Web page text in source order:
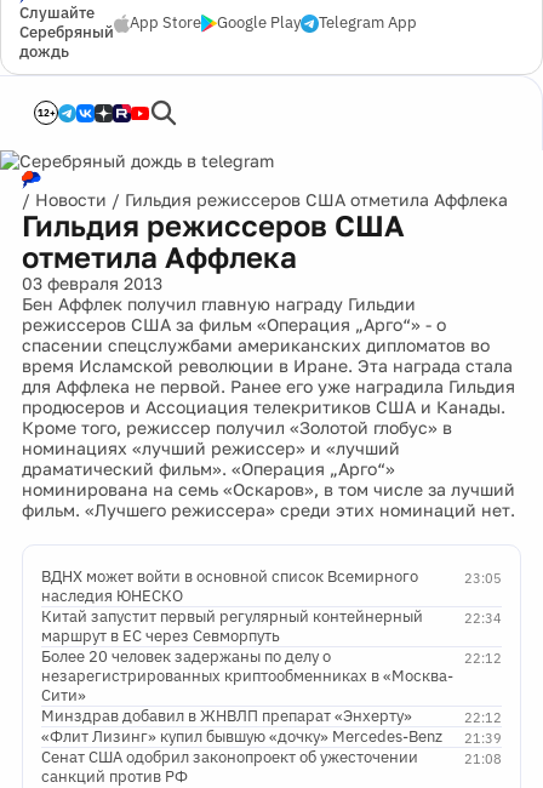
Слушайте
Серебряный
дождь
App Store Google Play Telegram App
12+
/ Новости / Гильдия режиссеров США отметила Аффлека
Гильдия режиссеров США
отметила Аффлека
03 февраля 2013
Бен Аффлек получил главную награду Гильдии
режиссеров США за фильм «Операция „Арго“» - о
спасении спецслужбами американских дипломатов во
время Исламской революции в Иране. Эта награда стала
для Аффлека не первой. Ранее его уже наградила Гильдия
продюсеров и Ассоциация телекритиков США и Канады.
Кроме того, режиссер получил «Золотой глобус» в
номинациях «лучший режиссер» и «лучший
драматический фильм». «Операция „Арго“»
номинирована на семь «Оскаров», в том числе за лучший
фильм. «Лучшего режиссера» среди этих номинаций нет.
23:05
ВДНХ может войти в основной список Всемирного
наследия ЮНЕСКО
22:34
Китай запустит первый регулярный контейнерный
маршрут в ЕС через Севморпуть
22:12
Более 20 человек задержаны по делу о
незарегистрированных криптообменниках в «Москва-
Сити»
22:12
Минздрав добавил в ЖНВЛП препарат «Энхерту»
21:39
«Флит Лизинг» купил бывшую «дочку» Mercedes-Benz
21:08
Сенат США одобрил законопроект об ужесточении
санкций против РФ